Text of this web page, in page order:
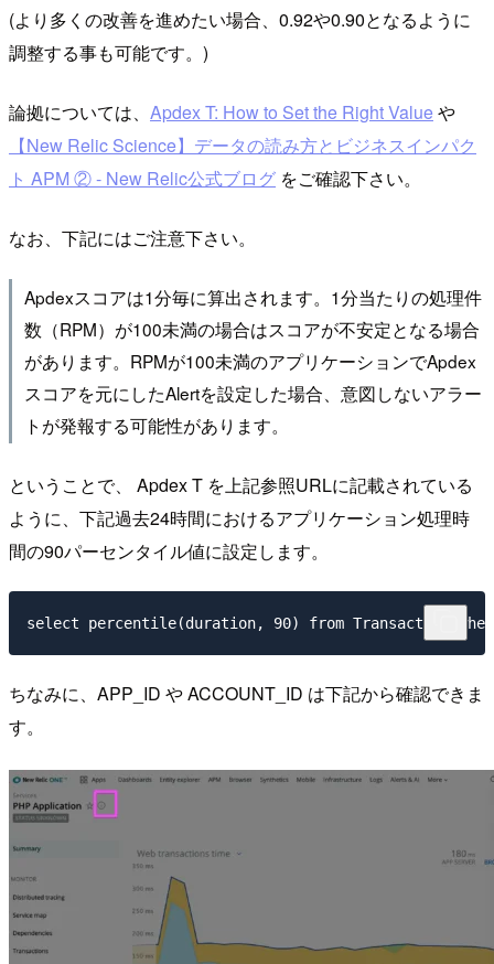
(より多くの改善を進めたい場合、0.92や0.90となるように
調整する事も可能です。)
論拠については、 Apdex T: How to Set the Right Valueや
【New Relic Science】データの読み方とビジネスインパク
ト APM ② - New Relic公式ブログ をご確認下さい。
なお、下記にはご注意下さい。
Apdexスコアは1分毎に算出されます。1分当たりの処理件
数（RPM）が100未満の場合はスコアが不安定となる場合
があります。RPMが100未満のアプリケーションでApdex
スコアを元にしたAlertを設定した場合、意図しないアラー
トが発報する可能性があります。
ということで、 Apdex T を上記参照URLに記載されている
ように、下記過去24時間におけるアプリケーション処理時
間の90パーセンタイル値に設定します。
ちなみに、APP_ID や ACCOUNT_ID は下記から確認できま
す。